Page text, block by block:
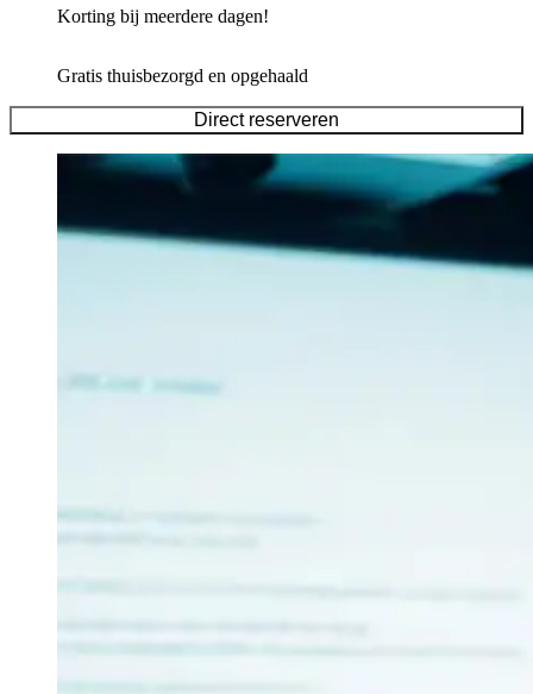
Korting bij meerdere dagen!
Gratis thuisbezorgd en opgehaald
Direct reserveren